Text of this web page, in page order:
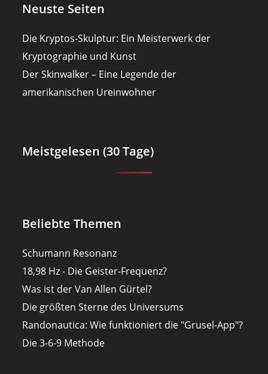
Neuste Seiten
Die Kryptos-Skulptur: Ein Meisterwerk der
Kryptographie und Kunst
Der Skinwalker – Eine Legende der
amerikanischen Ureinwohner
Meistgelesen (30 Tage)
Beliebte Themen
Schumann Resonanz
18,98 Hz - Die Geister-Frequenz?
Was ist der Van Allen Gürtel?
Die größten Sterne des Universums
Randonautica: Wie funktioniert die "Grusel-App"?
Die 3-6-9 Methode